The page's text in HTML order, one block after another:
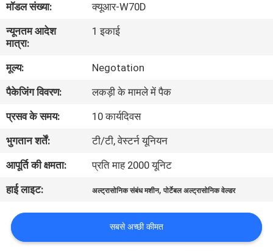
कारखाने
का
गुणवत्ता
नियंत्रण
हमसे
संपर्क
करें
समाचार
मॉडल संख्या:
क्यूआर-W70D
न्यूनतम आदेश
मात्रा:
1 इकाई
मूल्य:
Negotation
पैकेजिंग विवरण:
लकड़ी के मामले में पैक
प्रसव के समय:
10 कार्यदिवस
भुगतान शर्तें:
टी/टी, वेस्टर्न यूनियन
आपूर्ति की क्षमता:
प्रति माह 2000 यूनिट
हाई लाइट:
अल्ट्रासोनिक संबंध मशीन,पोर्टेबल अल्ट्रासोनिक वेल्डर
सबसे अच्छी कीमत